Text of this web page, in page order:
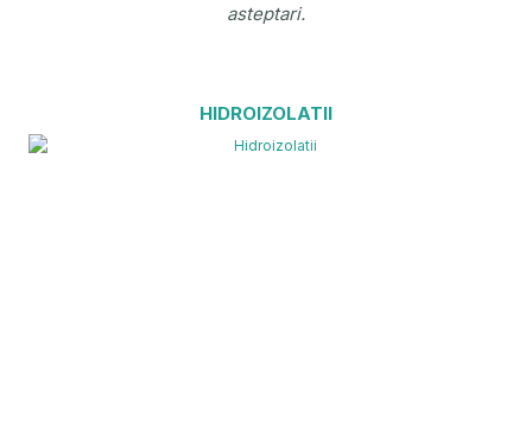
asteptari.
HIDROIZOLATII